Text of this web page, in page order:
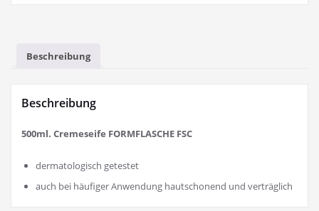
Beschreibung
Beschreibung
500ml. Cremeseife FORMFLASCHE FSC
dermatologisch getestet
auch bei häufiger Anwendung hautschonend und verträglich